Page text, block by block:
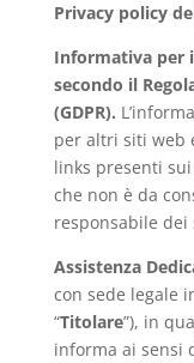
Privacy policy
Informativa per
secondo il
(GDPR).
per altri siti web
links presenti
che non è da
responsabile
Assistenza
con sede legale
“Titolare”), in
informa ai sensi